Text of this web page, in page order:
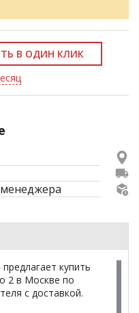
В ОДИН КЛИК
купить
2 в Москве по
с доставкой.